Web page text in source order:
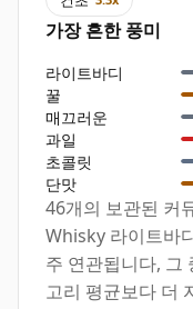
가장 흔한 풍미
라이트바디
꿀
매끄러운
과일
초콜릿
단맛
46개의 보관된 커
Whisky 라이트바
주 연관됩니다, 그
고리 평균보다 더